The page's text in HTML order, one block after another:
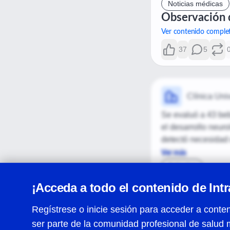
puede afectar la
graves o cuando
Noticias médicas
Observación
Ver contenido
37 5
Clínica
Se evaluó a 43
el desarrollo
detectó necesidad
madres, lo que
Ver más
Artículos
nacido
vida en un
Ver contenido
¡Acceda a todo el contenido de
Regístrese o inicie sesión para acceder a
ser parte de la comunidad profesional de salud